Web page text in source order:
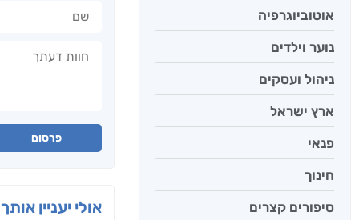
אוטוביוגרפיה
נוער וילדים
ניהול ועסקים
ארץ ישראל
פנאי
חינוך
סיפורים קצרים
פרסום
אולי יעניין